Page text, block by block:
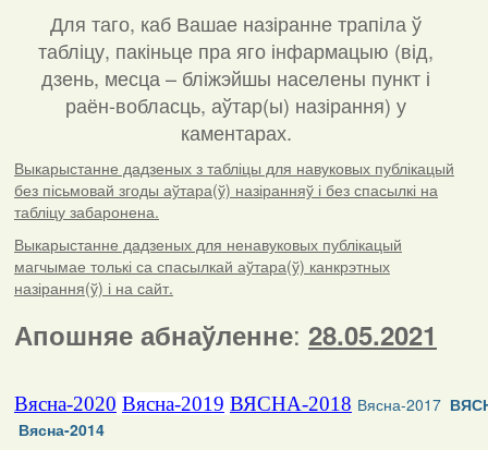
Для таго, каб Вашае назіранне трапіла ў
табліцу, пакіньце пра яго інфармацыю (від,
дзень, месца – бліжэйшы населены пункт і
раён-вобласць, аўтар(ы) назірання) у
каментарах.
Выкарыстанне дадзеных з табліцы для навуковых публікацый
без пісьмовай згоды аўтара(ў) назіранняў і без спасылкі на
табліцу забаронена.
Выкарыстанне дадзеных для ненавуковых публікацый
магчымае толькі са спасылкай аўтара(ў) канкрэтных
назірання(ў) і на сайт.
Апошняе абнаўленне: 28.05.2021
Вясна-2020 Вясна-2019 ВЯСНА-2018 Вясна-2017
Вясна-2014